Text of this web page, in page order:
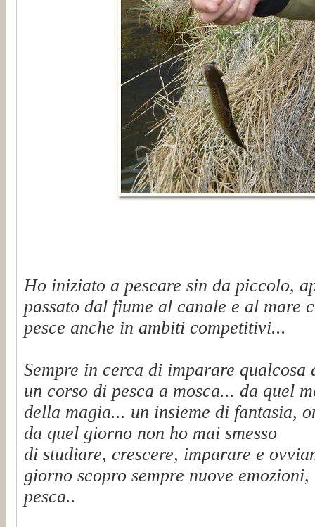
Ho iniziato a pescare sin da piccolo,
passato dal fiume al canale e al mare
pesce anche in ambiti competitivi...
Sempre in cerca di imparare
un corso di pesca a mosca... da quel
della magia... un insieme di fantasia,
da quel giorno non ho mai smesso
di studiare, crescere, imparare e
giorno scopro sempre nuove
pesca..